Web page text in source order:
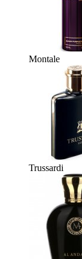
Montale
Trussardi